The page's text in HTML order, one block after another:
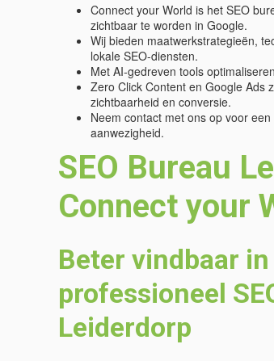
Connect your World is het SEO
zichtbaar te worden in Google.
Wij bieden maatwerkstrategieën,
lokale SEO-diensten.
Met AI-gedreven tools
Zero Click Content en Google Ads
zichtbaarheid en conversie.
Neem contact met ons op voor
aanwezigheid.
SEO Bureau
Connect your
Beter vindbaar
professioneel
Leiderdorp